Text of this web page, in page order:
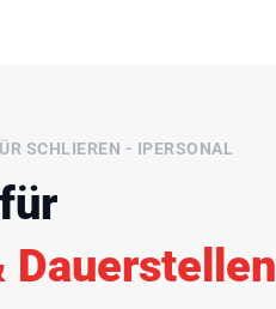
SCHLIEREN - IPERSONAL
Dauerstellen